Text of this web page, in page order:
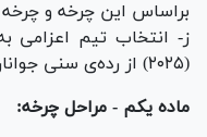
براساس این چرخه و
ز- انتخاب تیم اعزامی
(۲۰۲۵) از رده‌ی سنی جوانان و زیر ۲۳ سال خواهد بود.
ماده یکم - مراحل چرخه: